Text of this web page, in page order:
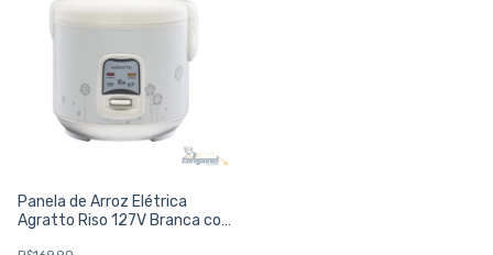
Panela de Arroz Elétrica
Agratto Riso 127V Branca com